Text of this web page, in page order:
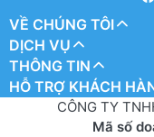
VỀ CHÚNG TÔI
DỊCH VỤ
THÔNG TIN
HỖ TRỢ KHÁCH
CÔNG TY
Mã số